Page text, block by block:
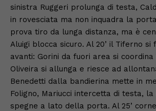
sinistra Ruggeri prolunga di testa,
in rovesciata ma non inquadra la
prova tiro da lunga distanza, ma è
Aluigi blocca sicuro. Al 20’ il Tiferno si
avanti: Gorini da fuori area si
Oliveira si allunga e riesce ad
Benedetti dalla bandierina mette in
Foligno, Mariucci intercetta di testa, la
spegne a lato della porta. Al 25’